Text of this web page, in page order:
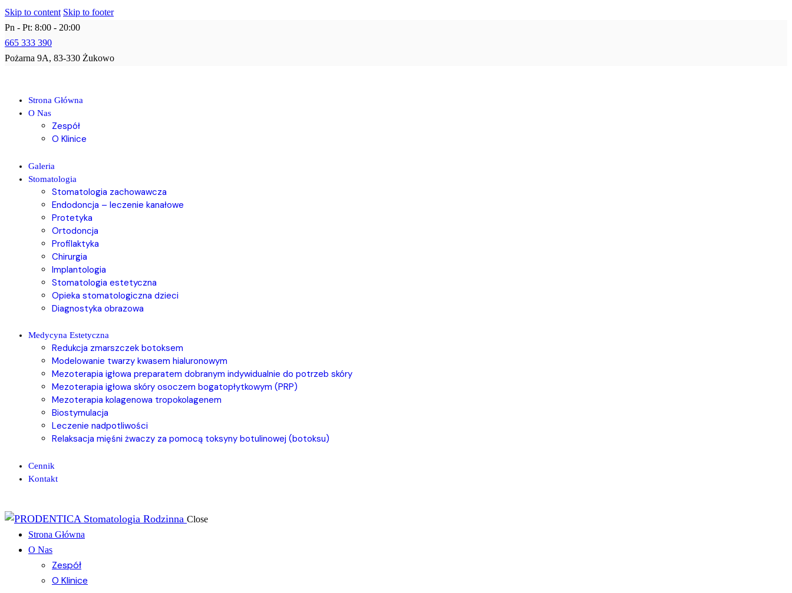
Skip to content Skip to footer
Pn - Pt: 8:00 - 20:00
665 333 390
Pożarna 9A, 83-330 Żukowo
Strona Główna
O Nas
Zespół
O Klinice
Galeria
Stomatologia
Stomatologia zachowawcza
Endodoncja – leczenie kanałowe
Protetyka
Ortodoncja
Profilaktyka
Chirurgia
Implantologia
Stomatologia estetyczna
Opieka stomatologiczna dzieci
Diagnostyka obrazowa
Medycyna Estetyczna
Redukcja zmarszczek botoksem
Modelowanie twarzy kwasem hialuronowym
Mezoterapia igłowa preparatem dobranym indywidualnie do potrzeb skóry
Mezoterapia igłowa skóry osoczem bogatopłytkowym (PRP)
Mezoterapia kolagenowa tropokolagenem
Biostymulacja
Leczenie nadpotliwości
Relaksacja mięśni żwaczy za pomocą toksyny botulinowej (botoksu)
Cennik
Kontakt
Close
Strona Główna
O Nas
Zespół
O Klinice